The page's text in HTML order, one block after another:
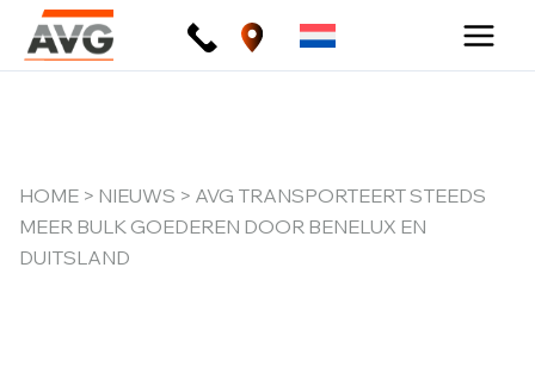
naar
de
HOME > NIEUWS > AVG TRANSPORTEERT STEEDS
MEER BULK GOEDEREN DOOR BENELUX EN
DUITSLAND